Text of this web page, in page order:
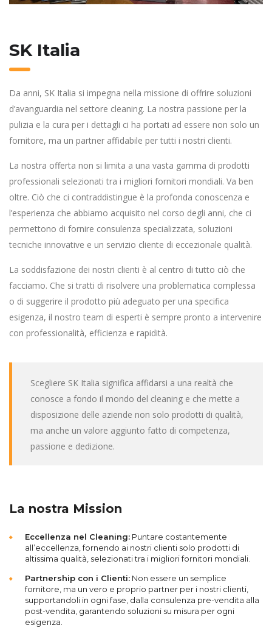
SK Italia
Da anni, SK Italia si impegna nella missione di offrire soluzioni
d’avanguardia nel settore cleaning. La nostra passione per la
pulizia e la cura per i dettagli ci ha portati ad essere non solo un
fornitore, ma un partner affidabile per tutti i nostri clienti.
La nostra offerta non si limita a una vasta gamma di prodotti
professionali selezionati tra i migliori fornitori mondiali. Va ben
oltre. Ciò che ci contraddistingue è la profonda conoscenza e
l’esperienza che abbiamo acquisito nel corso degli anni, che ci
permettono di fornire consulenza specializzata, soluzioni
tecniche innovative e un servizio cliente di eccezionale qualità.
La soddisfazione dei nostri clienti è al centro di tutto ciò che
facciamo. Che si tratti di risolvere una problematica complessa
o di suggerire il prodotto più adeguato per una specifica
esigenza, il nostro team di esperti è sempre pronto a intervenire
con professionalità, efficienza e rapidità.
Scegliere SK Italia significa affidarsi a una realtà che
conosce a fondo il mondo del cleaning e che mette a
disposizione delle aziende non solo prodotti di qualità,
ma anche un valore aggiunto fatto di competenza,
passione e dedizione.
La nostra Mission
Eccellenza nel Cleaning: Puntare costantemente
all’eccellenza, fornendo ai nostri clienti solo prodotti di
altissima qualità, selezionati tra i migliori fornitori mondiali.
Partnership con i Clienti: Non essere un semplice
fornitore, ma un vero e proprio partner per i nostri clienti,
supportandoli in ogni fase, dalla consulenza pre-vendita alla
post-vendita, garantendo soluzioni su misura per ogni
esigenza.